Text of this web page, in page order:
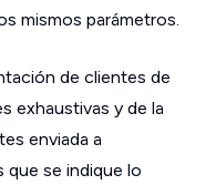
mismos parámetros.
de clientes de
exhaustivas y de la
enviada a
que se indique lo